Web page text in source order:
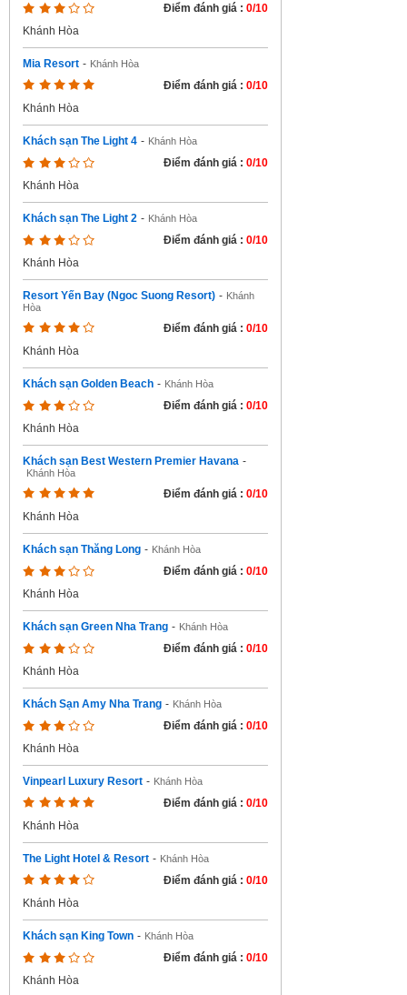
Điểm đánh giá : 0/10
Khánh Hòa
Mia Resort - Khánh Hòa
Điểm đánh giá : 0/10
Khánh Hòa
Khách sạn The Light 4 - Khánh Hòa
Điểm đánh giá : 0/10
Khánh Hòa
Khách sạn The Light 2 - Khánh Hòa
Điểm đánh giá : 0/10
Khánh Hòa
Resort Yến Bay (Ngoc Suong Resort) - Khánh
Hòa
Điểm đánh giá : 0/10
Khánh Hòa
Khách sạn Golden Beach - Khánh Hòa
Điểm đánh giá : 0/10
Khánh Hòa
Khách sạn Best Western Premier Havana -
Khánh Hòa
Điểm đánh giá : 0/10
Khánh Hòa
Khách sạn Thăng Long - Khánh Hòa
Điểm đánh giá : 0/10
Khánh Hòa
Khách sạn Green Nha Trang - Khánh Hòa
Điểm đánh giá : 0/10
Khánh Hòa
Khách Sạn Amy Nha Trang - Khánh Hòa
Điểm đánh giá : 0/10
Khánh Hòa
Vinpearl Luxury Resort - Khánh Hòa
Điểm đánh giá : 0/10
Khánh Hòa
The Light Hotel & Resort - Khánh Hòa
Điểm đánh giá : 0/10
Khánh Hòa
Khách sạn King Town - Khánh Hòa
Điểm đánh giá : 0/10
Khánh Hòa